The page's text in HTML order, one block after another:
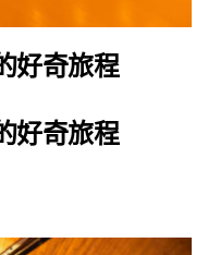
好奇旅程
好奇旅程